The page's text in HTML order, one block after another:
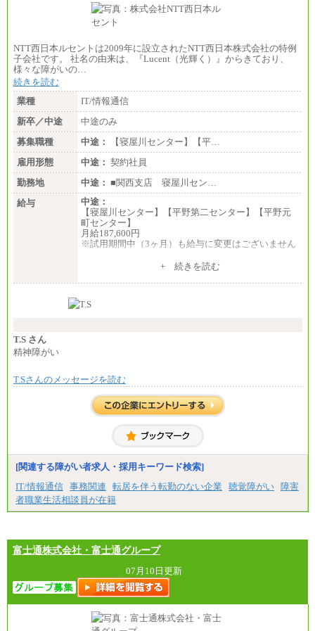
NTT西日本ルセントは2009年に設立されたNTT西日本株式会社の特例
子会社です。 社名の由来は、『Lucent（光輝く）』からきており、
様々な障がいの…
続きを読む
業種
IT/情報通信
新卒／中途
中途のみ
募集職種
中途：
【寝屋川センター】【平…
雇用形態
中途： 契約社員
勤務地
中途： ■関西支店 寝屋川セン…
給与
中途：
【寝屋川センター】【平野第二センター】【平野元
町センター】
月給187,600円
※試用期間中（3ヶ月）も給与に変更はございません
月給187,600円～
※試用期間中（3ヶ月）も給与に変更はございません
+ 続きを読む
T.S さん
精神障がい
T.Sさんのメッセージを読む
[関連する障がい者求人・採用キーワード検索]
IT/情報通信 事務関連 転居を伴う転勤のない企業 聴覚障がい 障害
者職業生活相談員が在籍
富士通株式会社・富士通グループ
07月10日更新